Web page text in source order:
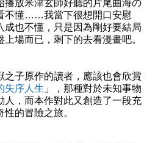
播放米津玄師好聽的片尾曲海の
不懂……我當下很想開口安慰
成也不懂，只是因為剛好要結局
場而已，剩下的去看漫畫吧。
之子原作的讀者，應該也會欣賞
失序人生 」，那種對於未知事物
人，而本作對此又創造了一段充
的冒險之旅。